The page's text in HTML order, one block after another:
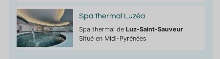
Affluence
moyenne
Très forte
Spa thermal Luzéa
Spa thermal de Luz-Saint-Sauveur
Situé en Midi-Pyrénées